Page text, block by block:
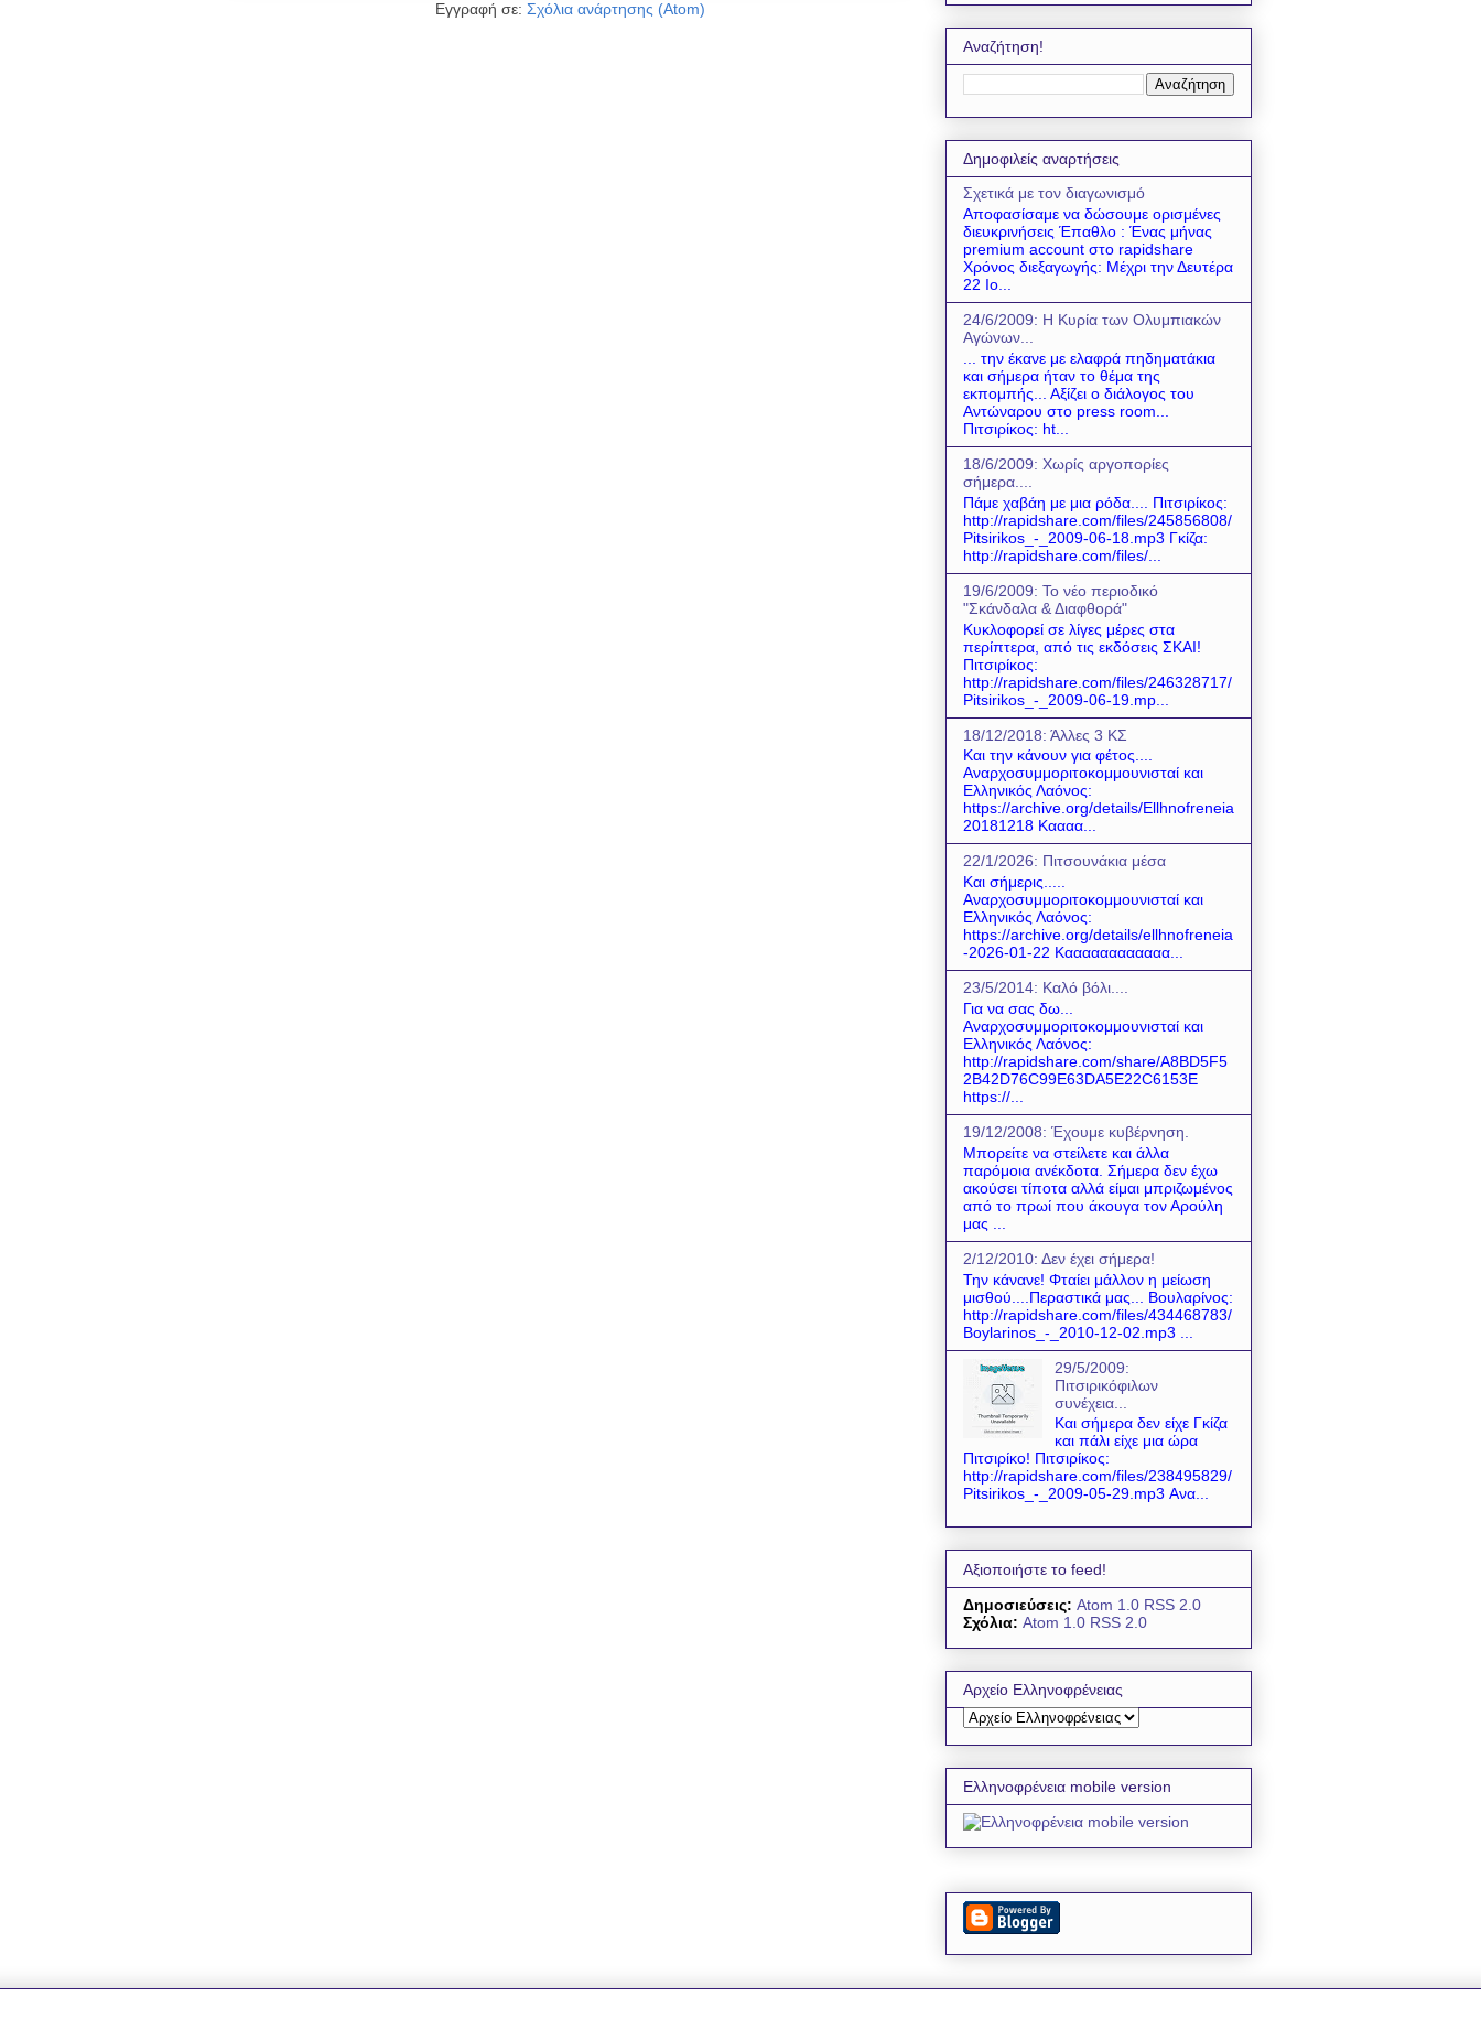
Εγγραφή σε: Σχόλια ανάρτησης (Atom)
Αναζήτηση!
Δημοφιλείς αναρτήσεις
Σχετικά με τον διαγωνισμό
Αποφασίσαμε να δώσουμε ορισμένες
διευκρινήσεις Έπαθλο : Ένας μήνας
premium account στο rapidshare
Χρόνος διεξαγωγής: Μέχρι την Δευτέρα
22 Ιο...
24/6/2009: Η Κυρία των Ολυμπιακών
Αγώνων...
... την έκανε με ελαφρά πηδηματάκια
και σήμερα ήταν το θέμα της
εκπομπής... Αξίζει ο διάλογος του
Αντώναρου στο press room...
Πιτσιρίκος: ht...
18/6/2009: Χωρίς αργοπορίες
σήμερα....
Πάμε χαβάη με μια ρόδα.... Πιτσιρίκος:
http://rapidshare.com/files/245856808/
Pitsirikos_-_2009-06-18.mp3 Γκίζα:
http://rapidshare.com/files/...
19/6/2009: Το νέο περιοδικό
"Σκάνδαλα & Διαφθορά"
Κυκλοφορεί σε λίγες μέρες στα
περίπτερα, από τις εκδόσεις ΣΚΑΙ!
Πιτσιρίκος:
http://rapidshare.com/files/246328717/
Pitsirikos_-_2009-06-19.mp...
18/12/2018: Άλλες 3 ΚΣ
Και την κάνουν για φέτος....
Αναρχοσυμμοριτοκομμουνισταί και
Ελληνικός Λαόνος:
https://archive.org/details/Ellhnofreneia
20181218 Καααα...
22/1/2026: Πιτσουνάκια μέσα
Και σήμερις.....
Αναρχοσυμμοριτοκομμουνισταί και
Ελληνικός Λαόνος:
https://archive.org/details/ellhnofreneia
-2026-01-22 Καααααααααααα...
23/5/2014: Καλό βόλι....
Για να σας δω...
Αναρχοσυμμοριτοκομμουνισταί και
Ελληνικός Λαόνος:
http://rapidshare.com/share/A8BD5F5
2B42D76C99E63DA5E22C6153E
https://...
19/12/2008: Έχουμε κυβέρνηση.
Μπορείτε να στείλετε και άλλα
παρόμοια ανέκδοτα. Σήμερα δεν έχω
ακούσει τίποτα αλλά είμαι μπριζωμένος
από το πρωί που άκουγα τον Αρούλη
μας ...
2/12/2010: Δεν έχει σήμερα!
Την κάνανε! Φταίει μάλλον η μείωση
μισθού....Περαστικά μας... Βουλαρίνος:
http://rapidshare.com/files/434468783/
Boylarinos_-_2010-12-02.mp3 ...
29/5/2009:
Πιτσιρικόφιλων
συνέχεια...
Και σήμερα δεν είχε Γκίζα
και πάλι είχε μια ώρα
Πιτσιρίκο! Πιτσιρίκος:
http://rapidshare.com/files/238495829/
Pitsirikos_-_2009-05-29.mp3 Ανα...
Αξιοποιήστε το feed!
Δημοσιεύσεις: Atom 1.0 RSS 2.0
Σχόλια: Atom 1.0 RSS 2.0
Αρχείο Ελληνοφρένειας
Ελληνοφρένεια mobile version